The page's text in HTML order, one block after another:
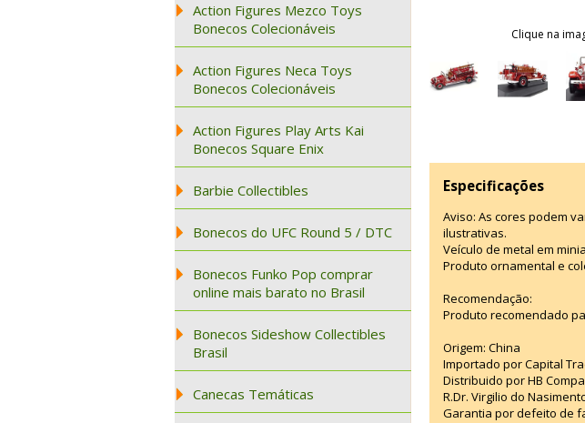
Action Figures Mezco Toys
Bonecos Colecionáveis
Action Figures Neca Toys
Bonecos Colecionáveis
Action Figures Play Arts Kai
Bonecos Square Enix
Barbie Collectibles
Bonecos do UFC Round 5 / DTC
Bonecos Funko Pop comprar
online mais barato no Brasil
Bonecos Sideshow Collectibles
Brasil
Canecas Temáticas
Clique na
Especificações
Aviso: As cores podem
ilustrativas.
Veículo de metal em
Produto ornamental e
Recomendação:
Produto recomendado
Origem: China
Importado por Capital
Distribuido por HB
R.Dr. Virgilio do
Garantia por defeito de